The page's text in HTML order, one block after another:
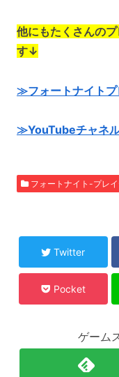
他にもたくさんの
す↓
≫フォートナイトプ
≫YouTubeチャネ
フォートナイト-プレイ
Twitter
Pocket
ゲーム